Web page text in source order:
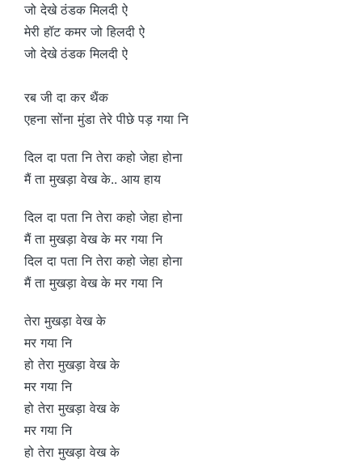
जो देखे ठंडक मिलदी ऐ
मेरी हॉट कमर जो हिलदी ऐ
जो देखे ठंडक मिलदी ऐ
रब जी दा कर थैंक
एहना सोंना मुंडा तेरे पीछे पड़ गया नि
दिल दा पता नि तेरा कहो जेहा होना
मैं ता मुखड़ा वेख के.. आय हाय
दिल दा पता नि तेरा कहो जेहा होना
मैं ता मुखड़ा वेख के मर गया नि
दिल दा पता नि तेरा कहो जेहा होना
मैं ता मुखड़ा वेख के मर गया नि
तेरा मुखड़ा वेख के
मर गया नि
हो तेरा मुखड़ा वेख के
मर गया नि
हो तेरा मुखड़ा वेख के
मर गया नि
हो तेरा मुखड़ा वेख के